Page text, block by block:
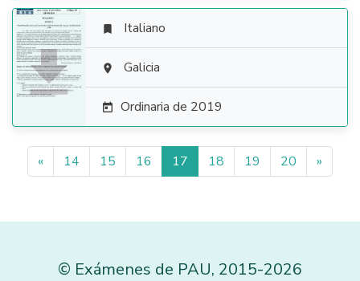

 Italiano
 Galicia
 Ordinaria de 2019
« 14 15 16 17 18 19 20 »
© Exámenes de PAU, 2015-2026